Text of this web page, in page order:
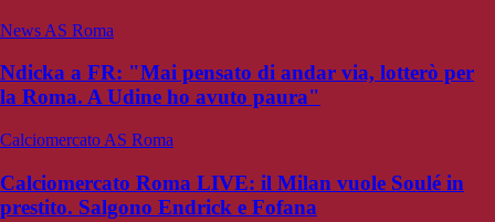
News AS Roma
Ndicka a FR: "Mai pensato di andar via, lotterò per
la Roma. A Udine ho avuto paura"
Calciomercato AS Roma
Calciomercato Roma LIVE: il Milan vuole Soulé in
prestito. Salgono Endrick e Fofana